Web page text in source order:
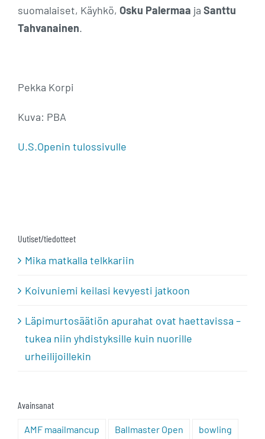
suomalaiset, Käyhkö, Osku Palermaa ja Santtu
Tahvanainen.
Pekka Korpi
Kuva: PBA
U.S.Openin tulossivulle
Uutiset/tiedotteet
Mika matkalla telkkariin
Koivuniemi keilasi kevyesti jatkoon
Läpimurtosäätiön apurahat ovat haettavissa –
tukea niin yhdistyksille kuin nuorille
urheilijoillekin
Avainsanat
AMF maailmancup Ballmaster Open bowling